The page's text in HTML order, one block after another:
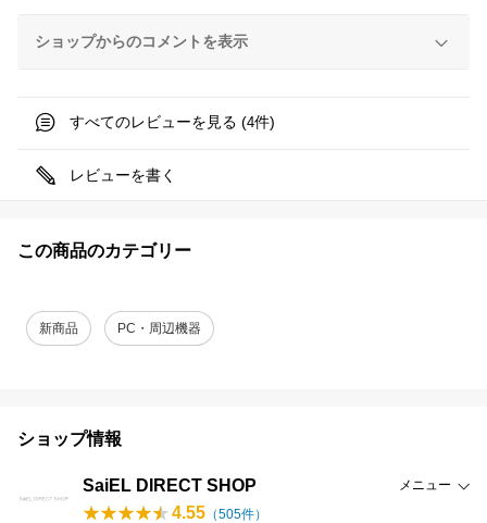
ショップからのコメントを表示
すべてのレビューを見る (4件)
レビューを書く
この商品のカテゴリー
新商品 PC・周辺機器
ショップ情報
SaiEL DIRECT SHOP メニュー
4.55 （505件）